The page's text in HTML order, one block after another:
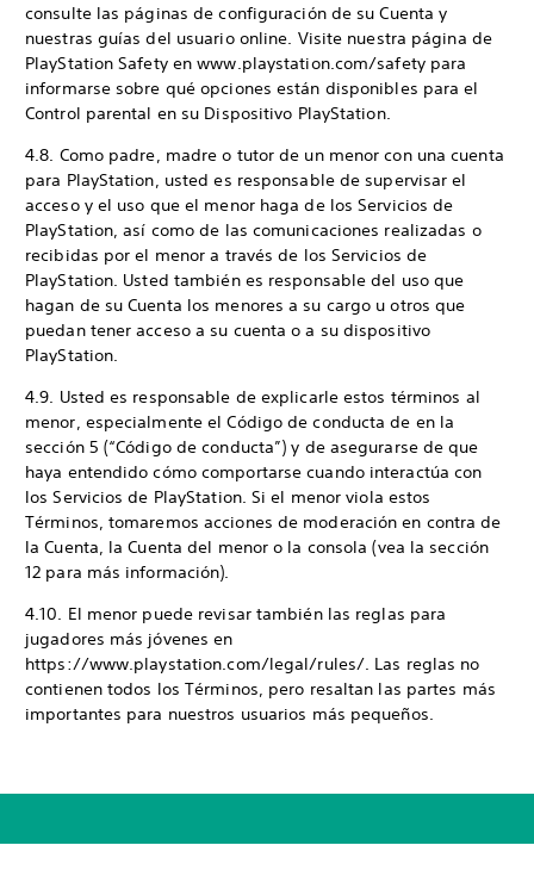
consulte las páginas de configuración de su Cuenta y
nuestras guías del usuario online. Visite nuestra página de
PlayStation Safety en www.playstation.com/safety para
informarse sobre qué opciones están disponibles para el
Control parental en su Dispositivo PlayStation.
4.8. Como padre, madre o tutor de un menor con una cuenta
para PlayStation, usted es responsable de supervisar el
acceso y el uso que el menor haga de los Servicios de
PlayStation, así como de las comunicaciones realizadas o
recibidas por el menor a través de los Servicios de
PlayStation. Usted también es responsable del uso que
hagan de su Cuenta los menores a su cargo u otros que
puedan tener acceso a su cuenta o a su dispositivo
PlayStation.
4.9. Usted es responsable de explicarle estos términos al
menor, especialmente el Código de conducta de en la
sección 5 (“Código de conducta”) y de asegurarse de que
haya entendido cómo comportarse cuando interactúa con
los Servicios de PlayStation. Si el menor viola estos
Términos, tomaremos acciones de moderación en contra de
la Cuenta, la Cuenta del menor o la consola (vea la sección
12 para más información).
4.10. El menor puede revisar también las reglas para
jugadores más jóvenes en
https://www.playstation.com/legal/rules/. Las reglas no
contienen todos los Términos, pero resaltan las partes más
importantes para nuestros usuarios más pequeños.